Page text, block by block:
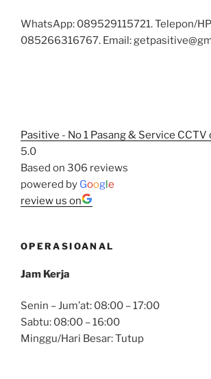
WhatsApp: 089529115721. Telepon/
085266316767. Email:
Pasitive - No 1 Pasang & Service CCTV
5.0
Based on 306 reviews
powered by Google
review us on
OPERASIOANAL
Jam Kerja
Senin – Jum’at: 08:00 – 17:00
Sabtu: 08:00 – 16:00
Minggu/Hari Besar: Tutup